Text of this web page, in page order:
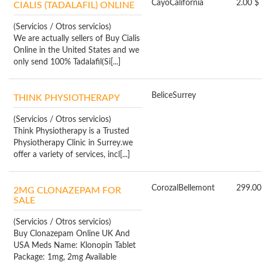
CIALIS (TADALAFIL) ONLINE
(Servicios / Otros servicios)
We are actually sellers of Buy Cialis
Online in the United States and we
only send 100% Tadalafil(Si[...]
CayoCalifornia 2.00 $
THINK PHYSIOTHERAPY
(Servicios / Otros servicios)
Think Physiotherapy is a Trusted
Physiotherapy Clinic in Surrey.we
offer a variety of services, incl[...]
BeliceSurrey
2MG CLONAZEPAM FOR
SALE
(Servicios / Otros servicios)
Buy Clonazepam Online UK And
USA Meds Name: Klonopin Tablet
Package: 1mg, 2mg Available
Corozal Bellemont